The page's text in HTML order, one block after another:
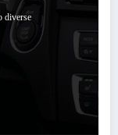
diverse